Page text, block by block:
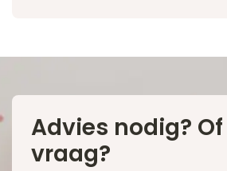
Advies nodig?
vraag?